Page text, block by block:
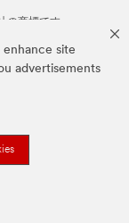
site
advertisements
の商標です。